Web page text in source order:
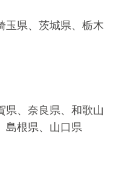
玉県、茨城県、栃木
県、奈良県、和歌山
島根県、山口県